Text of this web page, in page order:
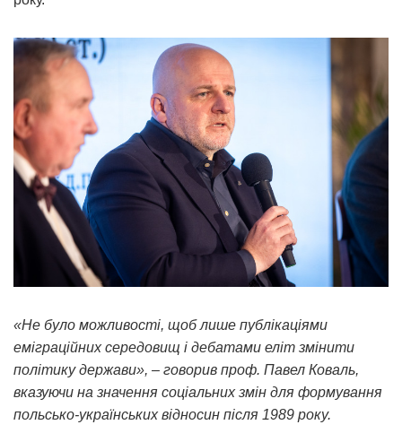
«Не було можливості, щоб лише публікаціями
еміграційних середовищ і дебатами еліт змінити
політику держави», – говорив проф. Павел Коваль,
вказуючи на значення соціальних змін для формування
польсько-українських відносин після 1989 року.